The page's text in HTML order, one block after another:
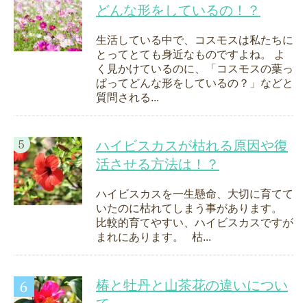
どんな形をしているの！？
生活している中で、コスモスは私たちに
とってとても身近なものですよね。 よ
く見かけているのに、「コスモスの葉っ
ぱってどんな形をしているの？」などと
質問される...
ハイビスカスが枯れる原因や復
活させる方法は！？
ハイビスカスを一生懸命、大切に育てて
いたのに枯れてしまう事があります。
比較的育てやすい、ハイビスカスですが
まれにあります。 枯...
椿と牡丹と山茶花の違いについ